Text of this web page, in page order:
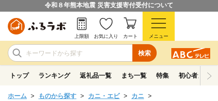
令和８年熊本地震 災害支援寄付受付について
検索
上限額 お気に入り カート メニュー
トップ ランキング 返礼品一覧 まち一覧 特集 初心者ガイド
ホーム ものから探す カニ・エビ
カニ